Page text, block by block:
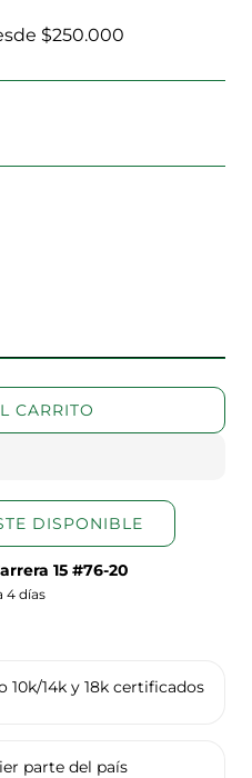
$250.000
CARRITO
DISPONIBLE
15 #76-20
4 días
10k/14k y 18k certificados
parte del país